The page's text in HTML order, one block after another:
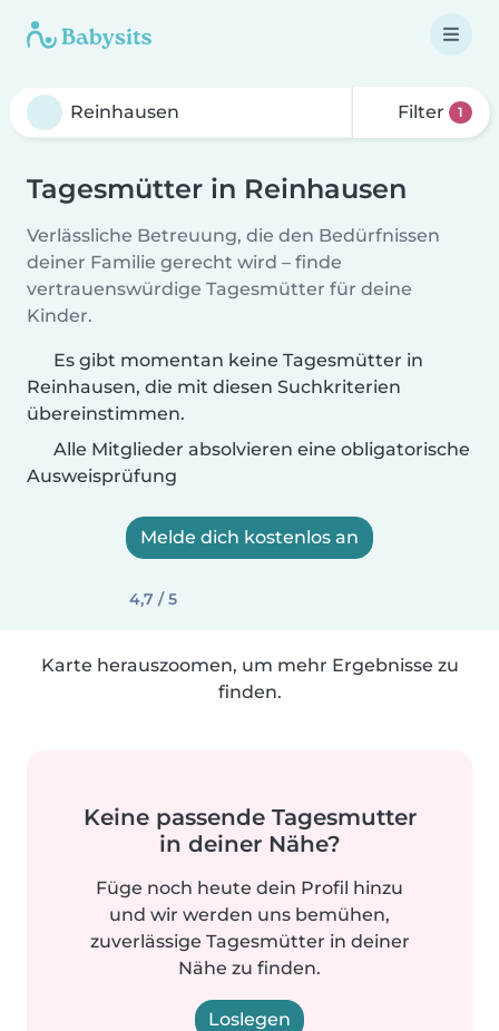
Filter 1
Tagesmütter in Reinhausen
Verlässliche Betreuung, die den Bedürfnissen
deiner Familie gerecht wird – finde
vertrauenswürdige Tagesmütter für deine
Kinder.
Es gibt momentan keine Tagesmütter in
Reinhausen, die mit diesen Suchkriterien
übereinstimmen.
Alle Mitglieder absolvieren eine obligatorische
Ausweisprüfung
Melde dich kostenlos an
4,7 / 5
Karte herauszoomen, um mehr Ergebnisse zu
finden.
Keine passende Tagesmutter
in deiner Nähe?
Füge noch heute dein Profil hinzu
und wir werden uns bemühen,
zuverlässige Tagesmütter in deiner
Nähe zu finden.
Loslegen